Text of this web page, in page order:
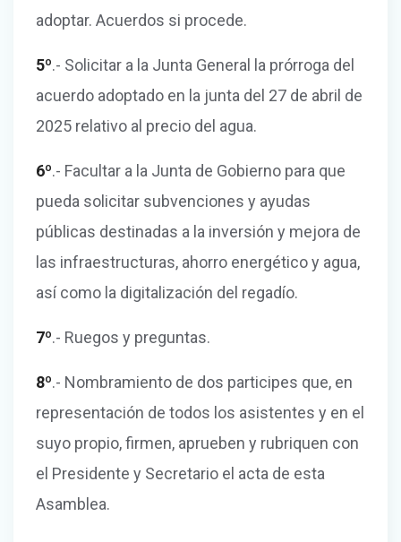
adoptar. Acuerdos si procede.
5º.- Solicitar a la Junta General la prórroga del
acuerdo adoptado en la junta del 27 de abril de
2025 relativo al precio del agua.
6º.- Facultar a la Junta de Gobierno para que
pueda solicitar subvenciones y ayudas
públicas destinadas a la inversión y mejora de
las infraestructuras, ahorro energético y agua,
así como la digitalización del regadío.
7º.- Ruegos y preguntas.
8º.- Nombramiento de dos participes que, en
representación de todos los asistentes y en el
suyo propio, firmen, aprueben y rubriquen con
el Presidente y Secretario el acta de esta
Asamblea.